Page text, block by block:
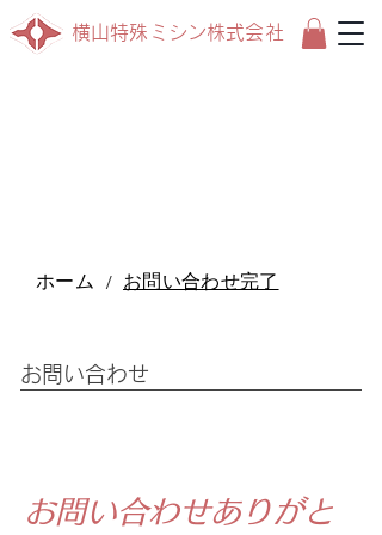
横山特殊ミシン株式会社
ホーム / お問い合わせ完了
お問い合わせ
お問い合わせありがと